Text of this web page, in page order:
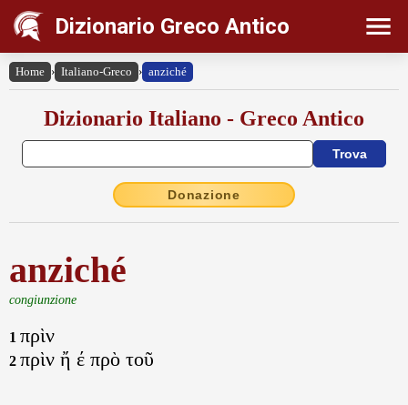
Dizionario Greco Antico
Home › Italiano-Greco › anziché
Dizionario Italiano - Greco Antico
Donazione
anziché
congiunzione
1 πρὶν
2 πρὶν ἤ έ πρὸ τοῦ